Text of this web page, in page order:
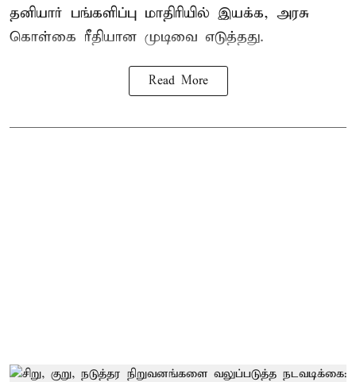
தனியார் பங்களிப்பு மாதிரியில் இயக்க, அரசு
கொள்கை ரீதியான முடிவை எடுத்தது.
Read More